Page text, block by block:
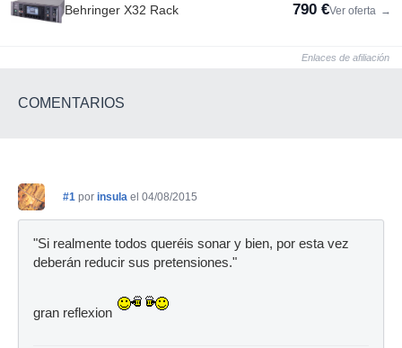
Behringer X32 Rack 790 €Ver oferta →
Enlaces de afiliación
COMENTARIOS
#1 por insula el 04/08/2015
"Si realmente todos queréis sonar y bien, por esta vez
deberán reducir sus pretensiones."
gran reflexion